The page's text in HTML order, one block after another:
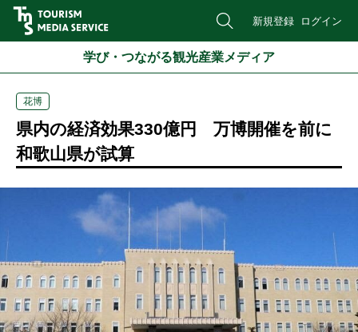
新規登録 ログイン
学び・つながる観光産業メディア
花博
県内の経済効果330億円 万博開催を前に
和歌山県が試算